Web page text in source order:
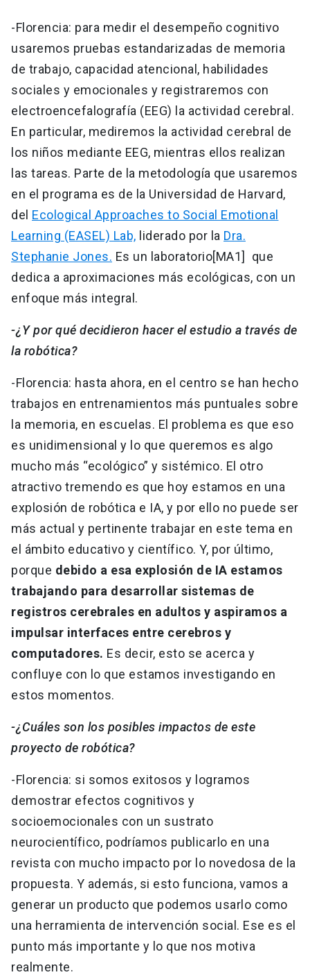
-Florencia: para medir el desempeño cognitivo
usaremos pruebas estandarizadas de memoria
de trabajo, capacidad atencional, habilidades
sociales y emocionales y registraremos con
electroencefalografía (EEG) la actividad cerebral.
En particular, mediremos la actividad cerebral de
los niños mediante EEG, mientras ellos realizan
las tareas. Parte de la metodología que usaremos
en el programa es de la Universidad de Harvard,
del Ecological Approaches to Social Emotional
Learning (EASEL) Lab, liderado por la Dra.
Stephanie Jones. Es un laboratorio[MA1] que
dedica a aproximaciones más ecológicas, con un
enfoque más integral.
-¿Y por qué decidieron hacer el estudio a través de
la robótica?
-Florencia: hasta ahora, en el centro se han hecho
trabajos en entrenamientos más puntuales sobre
la memoria, en escuelas. El problema es que eso
es unidimensional y lo que queremos es algo
mucho más “ecológico” y sistémico. El otro
atractivo tremendo es que hoy estamos en una
explosión de robótica e IA, y por ello no puede ser
más actual y pertinente trabajar en este tema en
el ámbito educativo y científico. Y, por último,
porque debido a esa explosión de IA estamos
trabajando para desarrollar sistemas de
registros cerebrales en adultos y aspiramos a
impulsar interfaces entre cerebros y
computadores. Es decir, esto se acerca y
confluye con lo que estamos investigando en
estos momentos.
-¿Cuáles son los posibles impactos de este
proyecto de robótica?
-Florencia: si somos exitosos y logramos
demostrar efectos cognitivos y
socioemocionales con un sustrato
neurocientífico, podríamos publicarlo en una
revista con mucho impacto por lo novedosa de la
propuesta. Y además, si esto funciona, vamos a
generar un producto que podemos usarlo como
una herramienta de intervención social. Ese es el
punto más importante y lo que nos motiva
realmente.